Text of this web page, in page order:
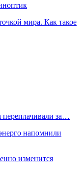
мира. Как такое
за…
напомнили
изменится